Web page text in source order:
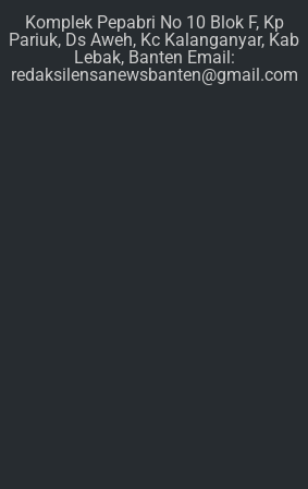
Komplek Pepabri No 10 Blok F, Kp
Pariuk, Ds Aweh, Kc Kalanganyar, Kab
Lebak, Banten Email:
redaksilensanewsbanten@gmail.com